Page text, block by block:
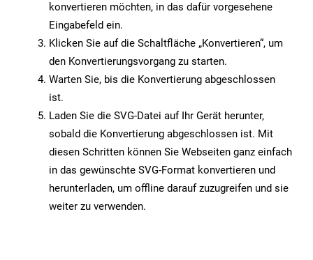
konvertieren möchten, in das dafür vorgesehene
Eingabefeld ein.
Klicken Sie auf die Schaltfläche „Konvertieren“, um
den Konvertierungsvorgang zu starten.
Warten Sie, bis die Konvertierung abgeschlossen
ist.
Laden Sie die SVG-Datei auf Ihr Gerät herunter,
sobald die Konvertierung abgeschlossen ist. Mit
diesen Schritten können Sie Webseiten ganz einfach
in das gewünschte SVG-Format konvertieren und
herunterladen, um offline darauf zuzugreifen und sie
weiter zu verwenden.